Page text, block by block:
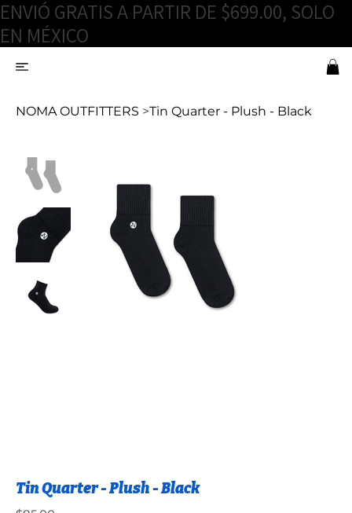
ENVIÓ GRATIS A PARTIR DE $699.00, SOLO
EN MÉXICO
NOMA OUTFITTERS >Tin Quarter - Plush - Black
Tin Quarter - Plush - Black
Precio